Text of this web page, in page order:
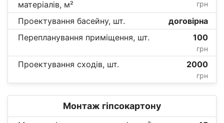
матеріалів, м²
грн
Проектування басейну, шт.
договірна
Перепланування приміщення, шт.
100
грн
Проектування сходів, шт. 2000
грн
Монтаж гіпсокартону